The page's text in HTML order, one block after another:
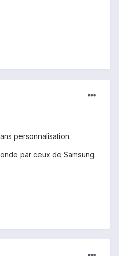
personnalisation.
par ceux de Samsung.